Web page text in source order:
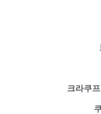
크라쿠